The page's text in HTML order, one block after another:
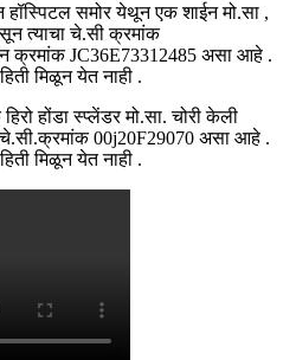
हॉस्पिटल समोर येथून एक शाईन मो.सा ,
त्याचा चे.सी क्रमांक
क्रमांक JC36E73312485 असा आहे .
मिळून येत नाही .
होंडा स्प्लेंडर मो.सा. चोरी केली
00j20F29070 असा आहे .
मिळून येत नाही .